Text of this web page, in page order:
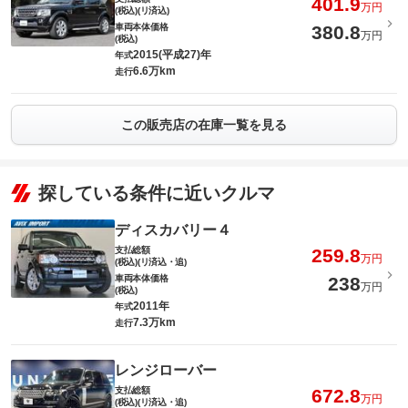
(税込)(リ済込)
万円
車両本体価格
(税込)
380.8万円
年式2015(平成27)年
走行6.6万km
この販売店の在庫一覧を見る
探している条件に近いクルマ
ディスカバリー４
支払総額
(税込)(リ済込・追)
259.8万円
車両本体価格
(税込)
238万円
年式2011年
走行7.3万km
レンジローバー
支払総額
(税込)(リ済込・追)
672.8万円